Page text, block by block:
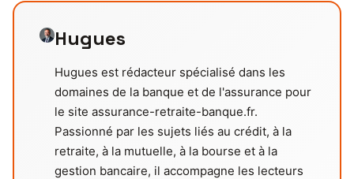
Hugues
Hugues est rédacteur spécialisé dans les
domaines de la banque et de l'assurance pour
le site assurance-retraite-banque.fr.
Passionné par les sujets liés au crédit, à la
retraite, à la mutuelle, à la bourse et à la
gestion bancaire, il accompagne les lecteurs